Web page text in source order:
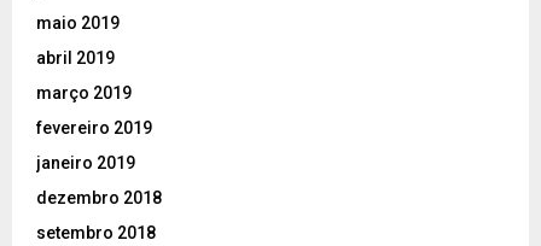
maio 2019
abril 2019
março 2019
fevereiro 2019
janeiro 2019
dezembro 2018
setembro 2018